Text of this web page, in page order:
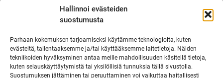
Hallinnoi evästeiden
suostumusta
Parhaan kokemuksen tarjoamiseksi käytämme teknologioita, kuten
evästeitä, tallentaaksemme ja/tai käyttääksemme laitetietoja. Näiden
tekniikoiden hyväksyminen antaa meille mahdollisuuden käsitellä tietoja,
kuten selauskäyttäytymistä tai yksilöllisiä tunnuksia tällä sivustolla.
Suostumuksen jättäminen tai peruuttaminen voi vaikuttaa haitallisesti
pe ja aattoina klo 9–14
Ruskon yhteystiedot